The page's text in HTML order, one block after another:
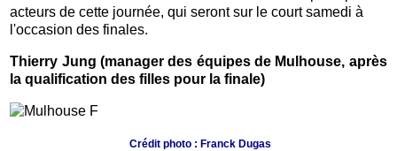
acteurs de cette journée, qui seront sur le court samedi à
l'occasion des finales.
Thierry Jung (manager des équipes de Mulhouse, après
la qualification des filles pour la finale)
Crédit photo : Franck Dugas